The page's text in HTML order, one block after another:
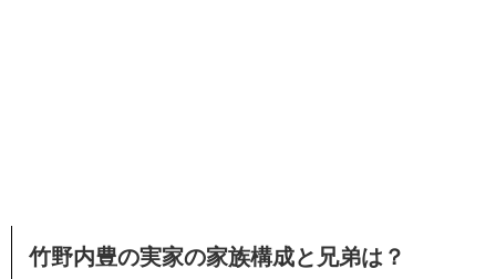
竹野内豊の実家の家族構成と兄弟は？